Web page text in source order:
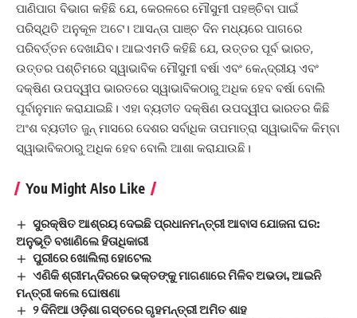
ପାଣିପାଗ ବିଭାଗ କହିଛି ଯେ, କେରଳରେ ମୌସୁମୀ ପହଞ୍ଚିବା ପାଇଁ
ପରିସ୍ଥିତି ଅନୁକୂଳ ଅଟେ। ଆସନ୍ତା ପାଞ୍ଚ ଦିନ ମଧ୍ୟରେ ପାଗରେ
ପରିବର୍ତ୍ତନ ଦେଖାଯିବ। ଆଇଏମଡି କହିଛି ଯେ, ଉତ୍ତର ପୂର୍ବ ଭାରତ,
ଉତ୍ତର ପଶ୍ଚିମରେ ସ୍ୱାଭାବିକ ମୌସୁମୀ ବର୍ଷା ଏବଂ କେନ୍ଦ୍ରୀୟ ଏବଂ
ଦକ୍ଷିଣ ଉପଦ୍ୱୀପ ଭାରତରେ ସ୍ୱାଭାବିକଠାରୁ ଅଧିକ ହେବ ବର୍ଷା ବୋଲି
ପୂର୍ବାନୁମାନ କରାଯାଇଛି। ଏହା ବ୍ୟତୀତ ଦକ୍ଷିଣ ଉପଦ୍ୱୀପ ଭାରତର କିଛି
ଅଂଶ ବ୍ୟତୀତ ଜୁନ୍ ମାସରେ ଦେଶର ସର୍ବାଧିକ ତାପମାତ୍ରା ସ୍ୱାଭାବିକ କିମ୍ବା
ସ୍ୱାଭାବିକଠାରୁ ଅଧିକ ହେବ ବୋଲି ଆଶା କରାଯାଉଛି।
You Might Also Like
ସୁରକ୍ଷିତ ଆଶ୍ରୟ ଦେଇଛି ପ୍ରଧାନମନ୍ତ୍ରୀ ଆବାସ ଯୋଜନା ଘର:
ଅନୁଭୂତି ବଖାଣିଲେ ହିତାଧିକାରୀ
ପୁରୀରେ ଖୋଲିଲା ‌ହୋଟେଲ
ଏଣିକି ଶ୍ରୀମନ୍ଦିରରେ ଭକ୍ତଙ୍କୁ ମାଗଣାରେ ମିଳିବ ଅଭଡା, ଆଇନି
ମନ୍ତ୍ରୀ କଲେ ଘୋଷଣା
୨ ଦିନିଆ ଓଡ଼ିଶା ଗସ୍ତରେ ଗୃହମନ୍ତ୍ରୀ ଅମିତ ଶାହ